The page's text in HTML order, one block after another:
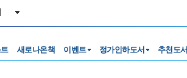
새로나온책 이벤트 정가인하도서 추천도서